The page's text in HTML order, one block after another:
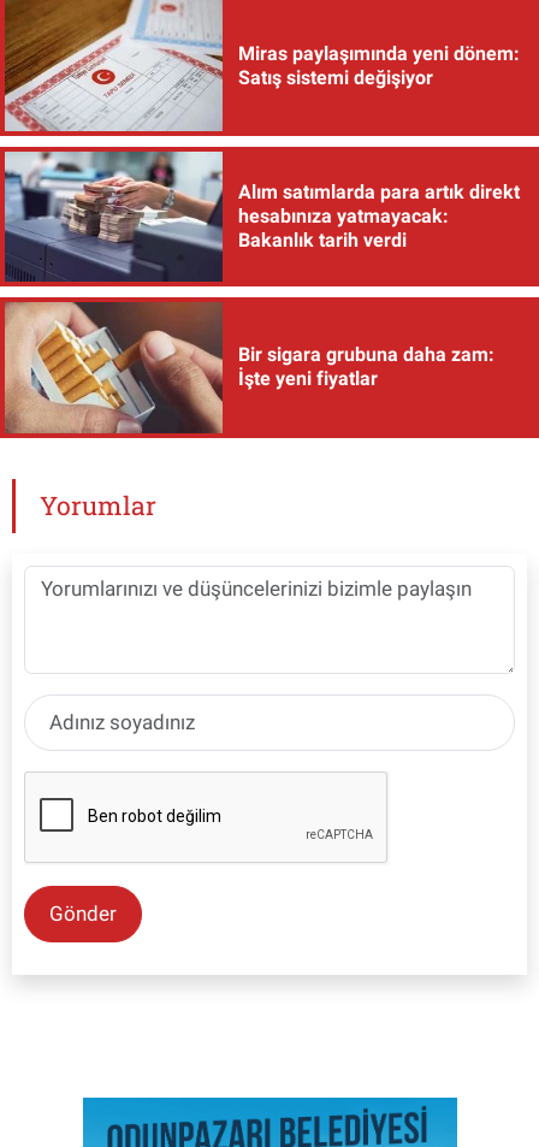
Miras paylaşımında yeni dönem:
Satış sistemi değişiyor
Alım satımlarda para artık direkt
hesabınıza yatmayacak:
Bakanlık tarih verdi
Bir sigara grubuna daha zam:
İşte yeni fiyatlar
Yorumlar
Gönder